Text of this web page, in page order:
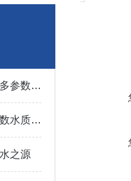
揭秘成都水质守护者：成都多参数水质检测仪内部构造大公开！
水源守护者：一探成都多参数水质检测仪的创新特性！
之源